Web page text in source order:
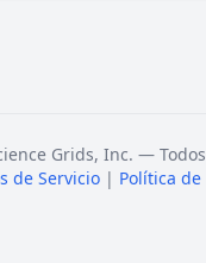
Grids, Inc. —
de Servicio | Política